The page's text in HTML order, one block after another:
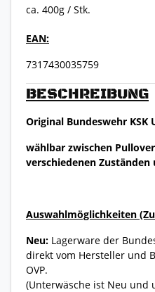
BESCHREIBUNG
Original Bundeswehr
wählbar zwischen
verschiedenen Zuständen
Auswahlmöglichkeiten
Neu: Lagerware der
direkt vom Hersteller und
OVP.
(Unterwäsche ist Neu und
ca. 400g / Stk.
EAN:
7317430035759